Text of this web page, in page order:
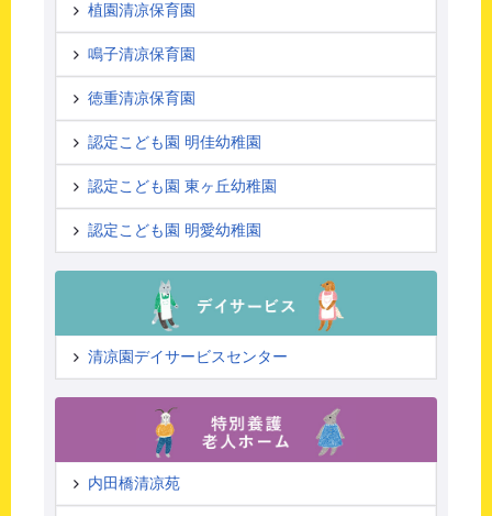
植園清凉保育園
鳴子清凉保育園
徳重清凉保育園
認定こども園 明佳幼稚園
認定こども園 東ヶ丘幼稚園
認定こども園 明愛幼稚園
清凉園デイサービスセンター
内田橋清凉苑